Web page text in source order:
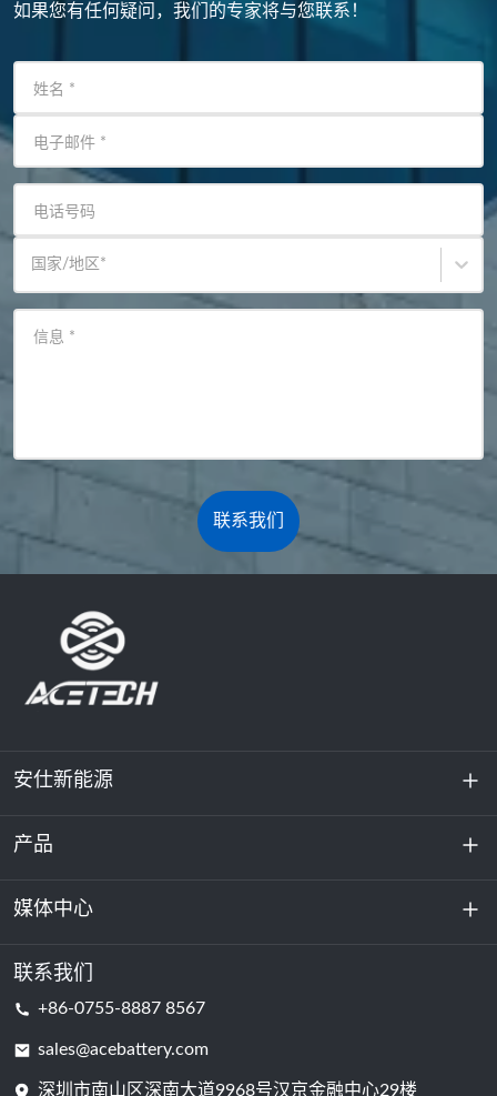
如果您有任何疑问，我们的专家将与您联系！
姓名 *
电子邮件 *
电话号码
国家/地区 *
信息 *
联系我们
安仕新能源
关于我们
可持续发展
产品
储能
数据中心和服务器机房
电芯
媒体中心
新闻与活动
联系我们
+86-0755-8887 8567
sales@acebattery.com
深圳市南山区深南大道9968​​号汉京金融中心29楼